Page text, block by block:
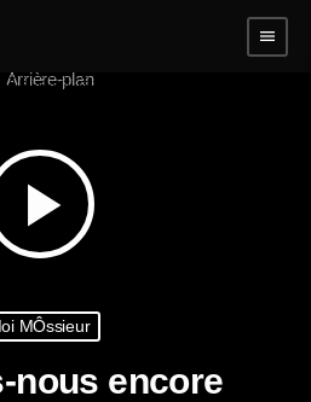
menu
play_arrow
MÔssieur
nous encore